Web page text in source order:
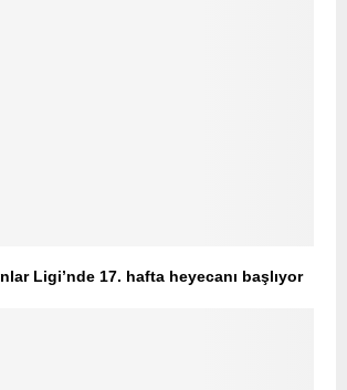
Ligi’nde 17. hafta heyecanı başlıyor